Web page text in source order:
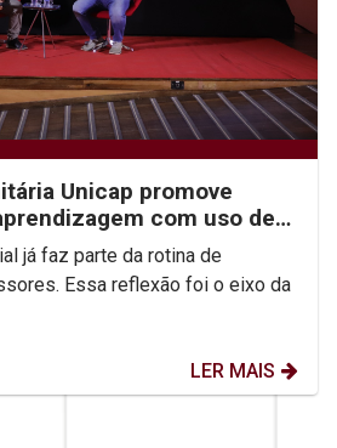
Unicap promove
com uso de
já faz parte da rotina de
Essa reflexão foi o eixo da
LER MAIS